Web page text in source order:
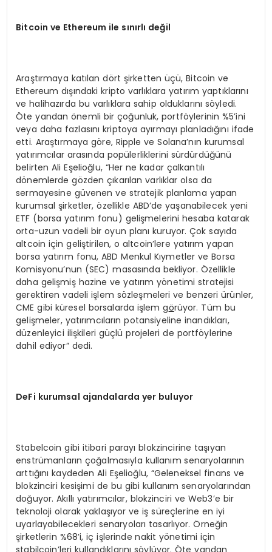
Bitcoin ve Ethereum ile sınırlı değil
Araştırmaya katılan dört şirketten üçü, Bitcoin ve
Ethereum dışındaki kripto varlıklara yatırım yaptıklarını
ve halihazırda bu varlıklara sahip olduklarını söyledi.
Öte yandan önemli bir çoğunluk, portföylerinin %5’ini
veya daha fazlasını kriptoya ayırmayı planladığını ifade
etti. Araştırmaya göre, Ripple ve Solana’nın kurumsal
yatırımcılar arasında popülerliklerini sürdürdüğünü
belirten Ali Eşelioğlu, “Her ne kadar çalkantılı
dönemlerde gözden çıkarılan varlıklar olsa da
sermayesine güvenen ve stratejik planlama yapan
kurumsal şirketler, özellikle ABD’de yaşanabilecek yeni
ETF (borsa yatırım fonu) gelişmelerini hesaba katarak
orta-uzun vadeli bir oyun planı kuruyor. Çok sayıda
altcoin için geliştirilen, o altcoin’lere yatırım yapan
borsa yatırım fonu, ABD Menkul Kıymetler ve Borsa
Komisyonu’nun (SEC) masasında bekliyor. Özellikle
daha gelişmiş hazine ve yatırım yönetimi stratejisi
gerektiren vadeli işlem sözleşmeleri ve benzeri ürünler,
CME gibi küresel borsalarda işlem görüyor. Tüm bu
gelişmeler, yatırımcıların potansiyeline inandıkları,
düzenleyici ilişkileri güçlü projeleri de portföylerine
dahil ediyor” dedi.
DeFi kurumsal ajandalarda yer buluyor
Stabelcoin gibi itibari parayı blokzincirine taşıyan
enstrümanların çoğalmasıyla kullanım senaryolarının
arttığını kaydeden Ali Eşelioğlu, “Geleneksel finans ve
blokzinciri kesişimi de bu gibi kullanım senaryolarından
doğuyor. Akıllı yatırımcılar, blokzinciri ve Web3’e bir
teknoloji olarak yaklaşıyor ve iş süreçlerine en iyi
uyarlayabilecekleri senaryoları tasarlıyor. Örneğin
şirketlerin %68’i, iç işlerinde nakit yönetimi için